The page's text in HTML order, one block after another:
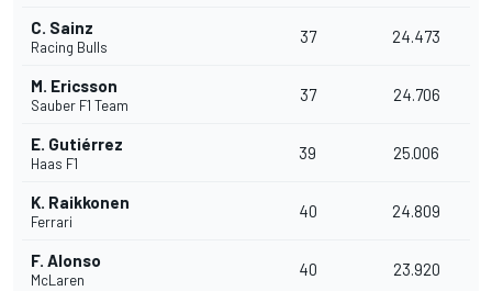
C. Sainz
Racing Bulls
37 24.473
M. Ericsson
Sauber F1 Team
37 24.706
E. Gutiérrez
Haas F1
39 25.006
K. Raikkonen
Ferrari
40 24.809
F. Alonso
McLaren
40 23.920